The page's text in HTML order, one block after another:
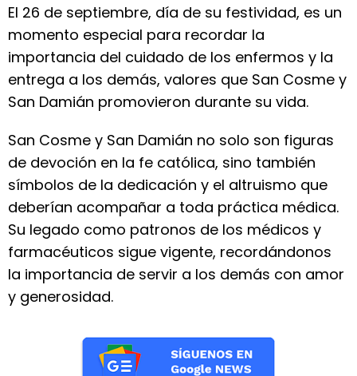
El 26 de septiembre, día de su festividad, es un
momento especial para recordar la
importancia del cuidado de los enfermos y la
entrega a los demás, valores que San Cosme y
San Damián promovieron durante su vida.
San Cosme y San Damián no solo son figuras
de devoción en la fe católica, sino también
símbolos de la dedicación y el altruismo que
deberían acompañar a toda práctica médica.
Su legado como patronos de los médicos y
farmacéuticos sigue vigente, recordándonos
la importancia de servir a los demás con amor
y generosidad.